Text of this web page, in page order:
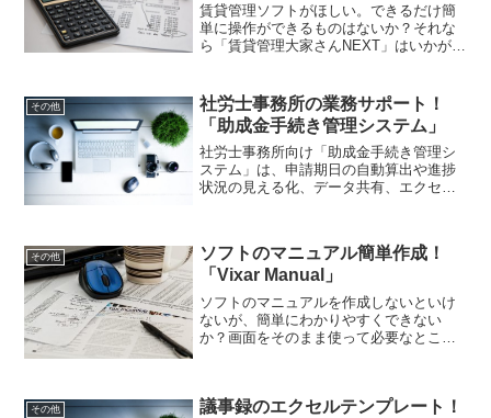
賃貸管理ソフトがほしい。できるだけ簡
単に操作ができるものはないか？それな
ら「賃貸管理大家さんNEXT」はいかがで
能で便利。賃貸管理大家さんNEXTを使え
ば業務効率化が出来ます！
その他
社労士事務所の業務サポート！
「助成金手続き管理システム」
社労士事務所向け「助成金手続き管理シ
ステム」は、申請期日の自動算出や進捗
状況の見える化、データ共有、エクセル
理システム、うまく使って下さい！
その他
ソフトのマニュアル簡単作成！
「Vixar Manual」
ソフトのマニュアルを作成しないといけ
ないが、簡単にわかりやすくできない
か？画面をそのまま使って必要なところ
作りがはかどりますよ！
その他
議事録のエクセルテンプレート！